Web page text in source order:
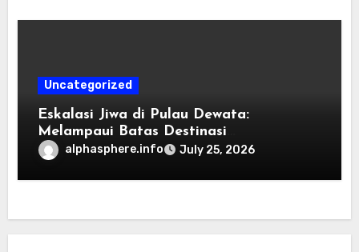
Uncategorized
Eskalasi Jiwa di Pulau Dewata:
Melampaui Batas Destinasi
Konvensional di Tahun 2026
alphasphere.info July 25, 2026